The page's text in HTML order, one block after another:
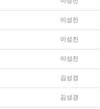
이성진
이성진
이성진
김성경
김성경